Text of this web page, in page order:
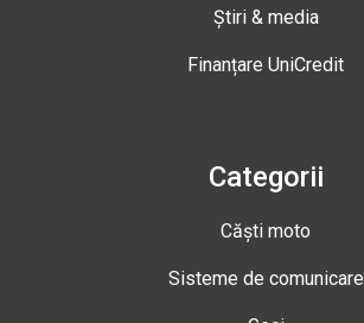
Știri & media
Finanțare UniCredit
Categorii
Căști moto
Sisteme de comunicare